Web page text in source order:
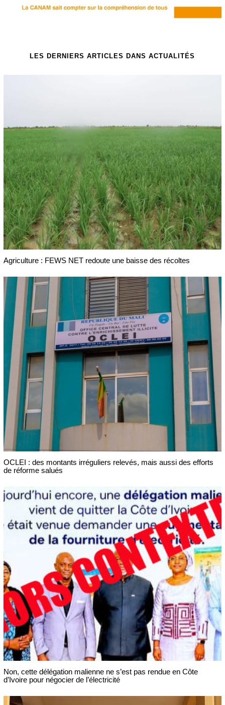
LES DERNIERS ARTICLES DANS ACTUALITÉS
Agriculture : FEWS NET redoute une baisse des récoltes
OCLEI : des montants irréguliers relevés, mais aussi des efforts
de réforme salués
Non, cette délégation malienne ne s’est pas rendue en Côte
d’Ivoire pour négocier de l’électricité